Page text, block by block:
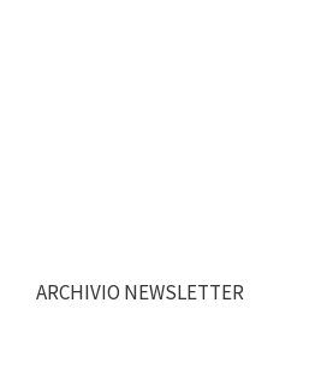
ARCHIVIO NEWSLETTER